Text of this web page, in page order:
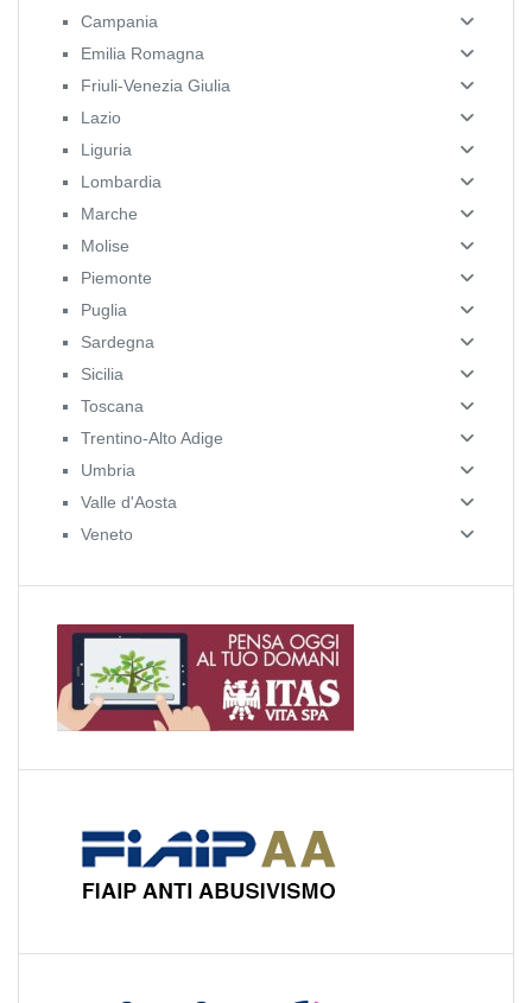
Campania
Emilia Romagna
Friuli-Venezia Giulia
Lazio
Liguria
Lombardia
Marche
Molise
Piemonte
Puglia
Sardegna
Sicilia
Toscana
Trentino-Alto Adige
Umbria
Valle d'Aosta
Veneto